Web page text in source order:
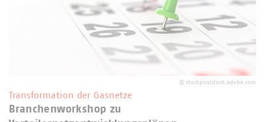
© stockpics/stock.adobe.com
Transformation der Gasnetze
Branchenworkshop zu